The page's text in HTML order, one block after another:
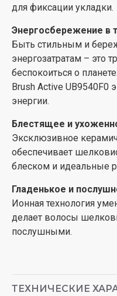
для фиксации укладки.
Энергосбережение в
Быть стильным и
энергозатратам – это
беспокоиться о
Brush Active UB9540F0
энергии.
Блестящее и
Эксклюзивное
обеспечивает
блеском и идеальные
Гладенькое и
Ионная технология
делает волосы
послушными.
ТЕХНИЧЕСКИЕ